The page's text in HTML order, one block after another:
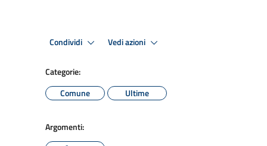
Condividi Vedi azioni
Categorie:
Comune
Ultime
Argomenti: